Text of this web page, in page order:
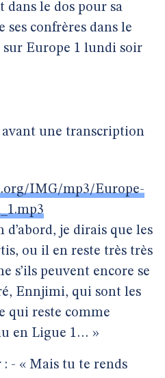
dans le dos pour sa
confrères dans le
sur Europe 1 lundi soir
avant une transcription
IMG/mp3/Europe-
d’abord, je dirais que les
ou il en reste très très
s’ils peuvent encore se
Ennjimi, qui sont les
qui reste comme
en Ligue 1… »
- « Mais tu te rends